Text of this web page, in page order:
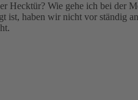
Wie gehe ich bei der
ist, haben wir nicht vor ständig